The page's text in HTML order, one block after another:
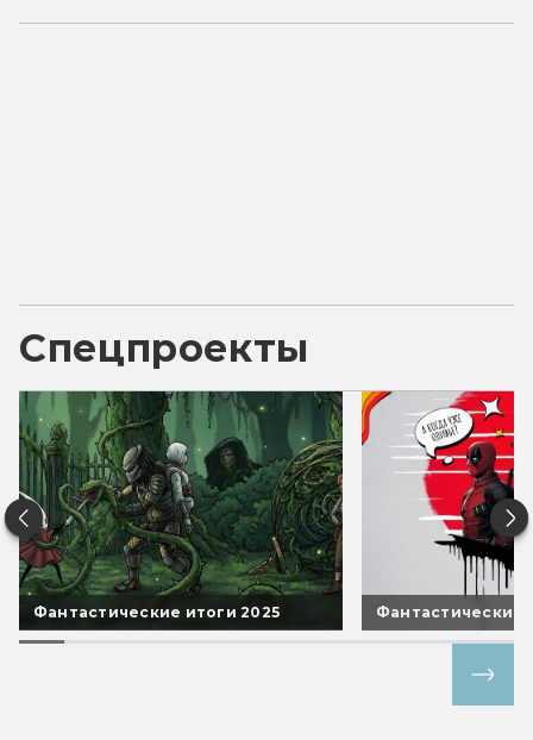
Спецпроекты
Фантастические итоги 2025 Фантастические